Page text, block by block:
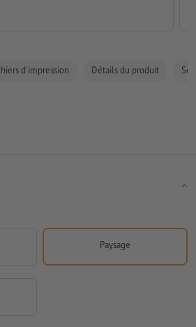
d'impression Détails du produit
liste d'article
Paysage